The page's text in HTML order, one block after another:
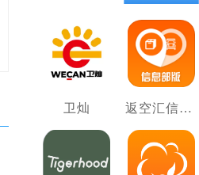
卫灿 返空汇信息部